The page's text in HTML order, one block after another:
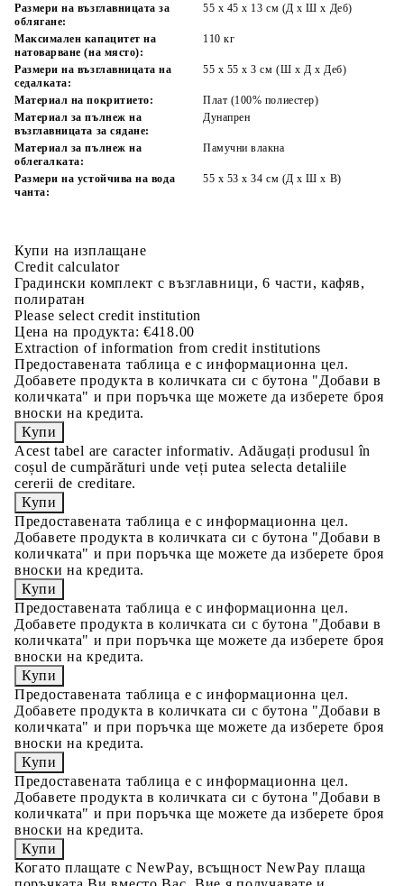
Размери на възглавницата за
облягане:
55 x 45 x 13 см (Д х Ш x Деб)
Максимален капацитет на
натоварване (на място):
110 кг
Размери на възглавницата на
седалката:
55 x 55 x 3 см (Ш x Д x Деб)
Материал на покритието:
Плат (100% полиестер)
Материал за пълнеж на
възглавницата за сядане:
Дунапрен
Материал за пълнеж на
облегалката:
Памучни влакна
Размери на устойчива на вода
чанта:
55 x 53 x 34 см (Д x Ш x В)
Купи на изплащане
Credit calculator
Градински комплект с възглавници, 6 части, кафяв,
полиратан
Please select credit institution
Цена на продукта: €418.00
Extraction of information from credit institutions
Предоставената таблица е с информационна цел.
Добавете продукта в количката си с бутона "Добави в
количката" и при поръчка ще можете да изберете броя
вноски на кредита.
Acest tabel are caracter informativ. Adăugați produsul în
coșul de cumpărături unde veți putea selecta detaliile
cererii de creditare.
Предоставената таблица е с информационна цел.
Добавете продукта в количката си с бутона "Добави в
количката" и при поръчка ще можете да изберете броя
вноски на кредита.
Предоставената таблица е с информационна цел.
Добавете продукта в количката си с бутона "Добави в
количката" и при поръчка ще можете да изберете броя
вноски на кредита.
Предоставената таблица е с информационна цел.
Добавете продукта в количката си с бутона "Добави в
количката" и при поръчка ще можете да изберете броя
вноски на кредита.
Предоставената таблица е с информационна цел.
Добавете продукта в количката си с бутона "Добави в
количката" и при поръчка ще можете да изберете броя
вноски на кредита.
Когато плащате с NewPay, всъщност NewPay плаща